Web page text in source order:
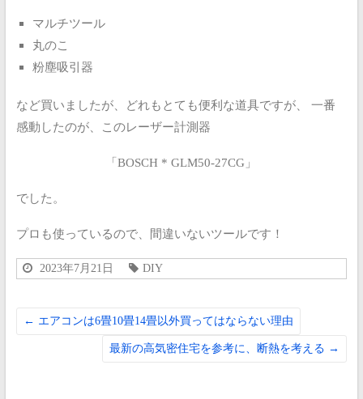
マルチツール
丸のこ
粉塵吸引器
など買いましたが、どれもとても便利な道具ですが、
一番
感動したのが、このレーザー計測器
「BOSCH * GLM50-27CG」
でした。
プロも使っているので、間違いないツールです！
2023年7月21日 DIY
← エアコンは6畳10畳14畳以外買ってはならない理由
最新の高気密住宅を参考に、断熱を考える →